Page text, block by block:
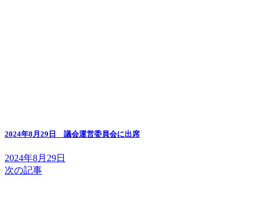
2024年8月29日 議会運営委員会に出席
2024年8月29日
次の記事